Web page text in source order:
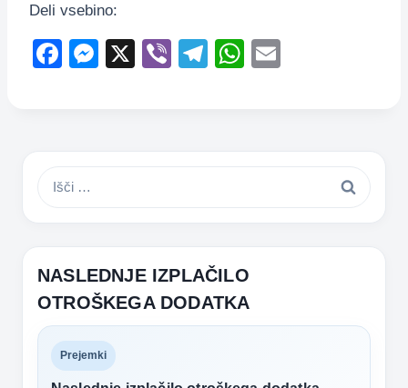
Deli vsebino:
F
b
o
o
k
M
n
g
er
X
Vi
T
a
m
W
A
p
p
Išči:
NASLEDNJE IZPLAČILO
OTROŠKEGA DODATKA
Prejemki